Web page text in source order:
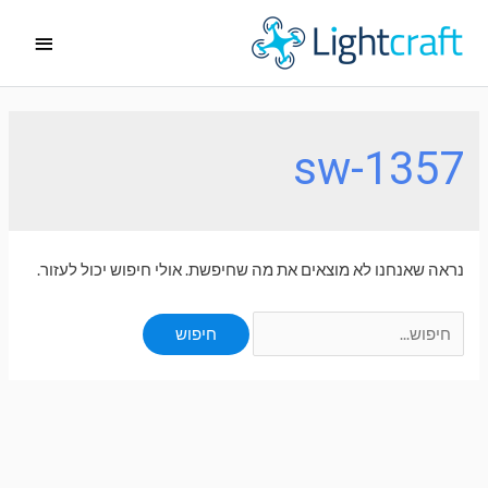
לתוכן
ראשי
sw-1357
נראה שאנחנו לא מוצאים את מה שחיפשת. אולי חיפוש יכול לעזור.
for: